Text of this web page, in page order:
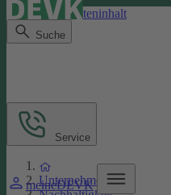
Direkt zum Seiteninhalt
Suche
meineDEVK
Service
Unternehmen